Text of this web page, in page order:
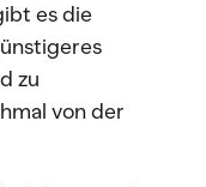
es die
zu
von der